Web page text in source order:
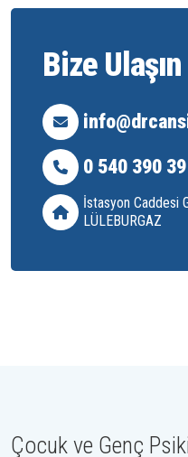
Bize Ulaşın
0 540 390
İstasyon Caddesi
LÜLEBURGAZ
Çocuk ve Genç